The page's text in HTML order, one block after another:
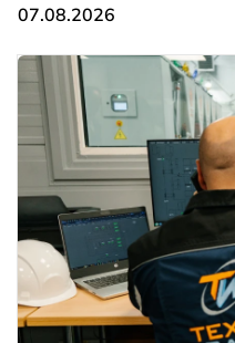
07.08.2026